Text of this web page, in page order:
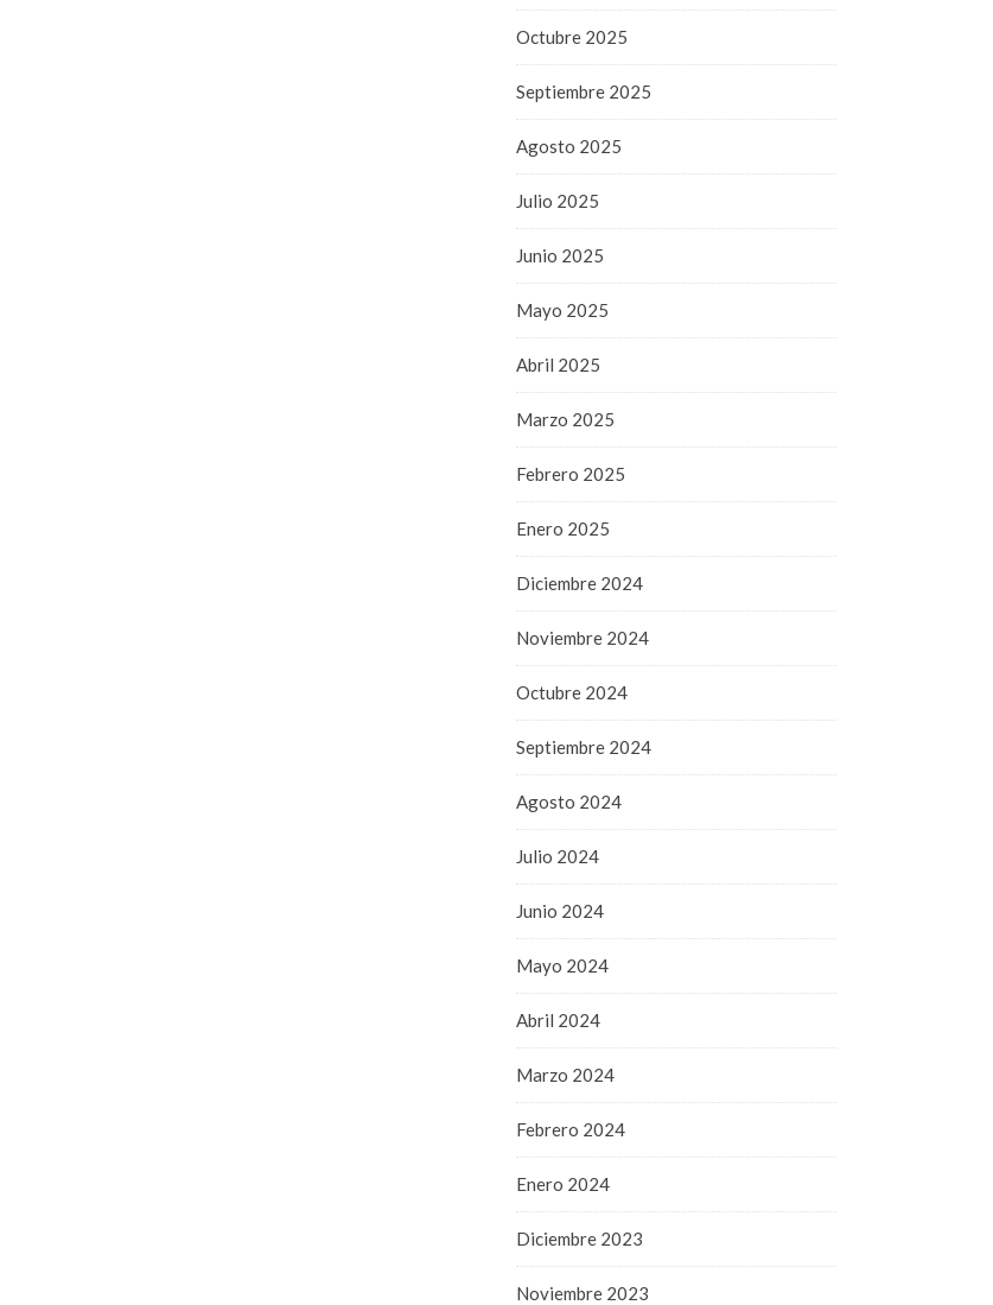
Octubre 2025
Septiembre 2025
Agosto 2025
Julio 2025
Junio 2025
Mayo 2025
Abril 2025
Marzo 2025
Febrero 2025
Enero 2025
Diciembre 2024
Noviembre 2024
Octubre 2024
Septiembre 2024
Agosto 2024
Julio 2024
Junio 2024
Mayo 2024
Abril 2024
Marzo 2024
Febrero 2024
Enero 2024
Diciembre 2023
Noviembre 2023